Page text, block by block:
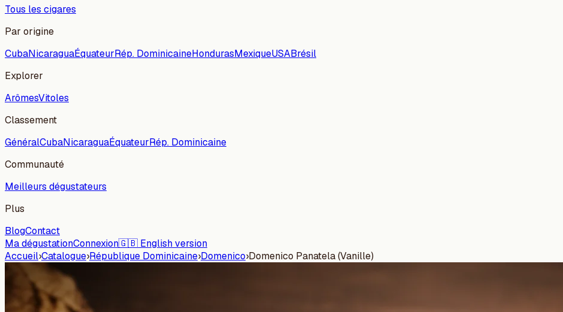
Tous les cigares
Par origine
CubaNicaraguaÉquateurRép. DominicaineHondurasMexiqueUSABrésil
Explorer
ArômesVitoles
Classement
GénéralCubaNicaraguaÉquateurRép. Dominicaine
Communauté
Meilleurs dégustateurs
Plus
BlogContact
Ma dégustationConnexion🇬🇧 English version
Accueil›Catalogue›République Dominicaine›Domenico›Domenico Panatela (Vanille)